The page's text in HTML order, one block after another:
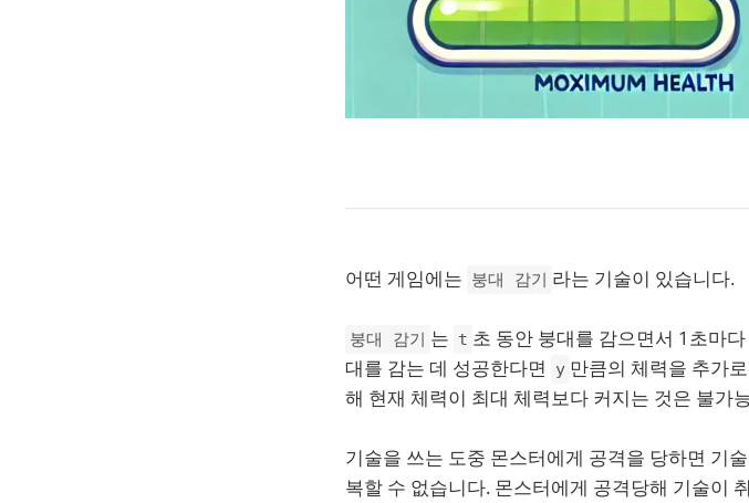
어떤 게임에는 붕대 감기 라는 기술이 있습니다.
붕대 감기 는 t 초 동안 붕대를 감으면서 1초마다
대를 감는 데 성공한다면
y 만큼의 체력을 추가
해 현재 체력이 최대 체력보다 커지는 것은 불가
기술을 쓰는 도중 몬스터에게 공격을 당하면 기
복할 수 없습니다. 몬스터에게 공격당해 기술이